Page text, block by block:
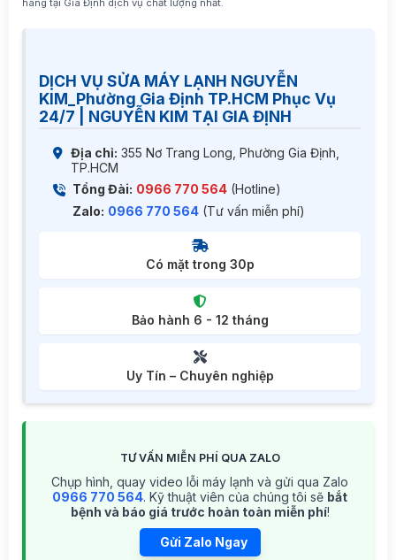
DỊCH VỤ SỬA MÁY LẠNH NGUYỄN
KIM_Phường Gia Định TP.HCM Phục Vụ
24/7 | NGUYỄN KIM TẠI GIA ĐỊNH
Địa chỉ: 355 Nơ Trang Long, Phường Gia Định,
TP.HCM
Tổng Đài: 0966 770 564(Hotline)
Zalo: 0966 770 564(Tư vấn miễn phí)
Có mặt trong 30p
Bảo hành 6 - 12 tháng
Uy Tín – Chuyên nghiệp
TƯ VẤN MIỄN PHÍ QUA ZALO
Chụp hình, quay video lỗi máy lạnh và gửi qua Zalo
0966 770 564. Kỹ thuật viên của chúng tôi sẽ bắt
bệnh và báo giá trước hoàn toàn miễn phí!
Gửi Zalo Ngay